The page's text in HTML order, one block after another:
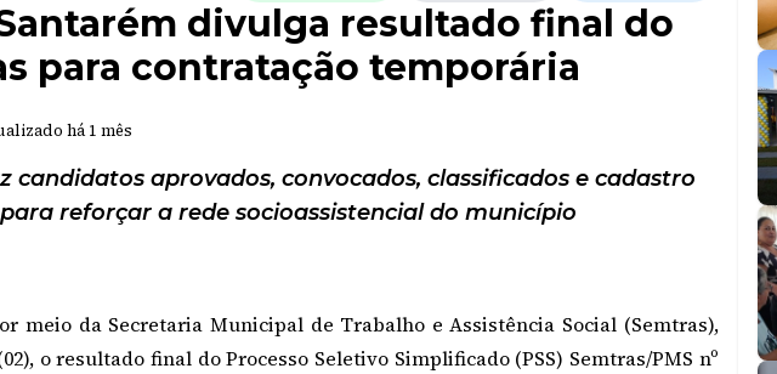
divulga resultado final do
para contratação temporária
há 1 mês
candidatos aprovados, convocados, classificados e cadastro
reforçar a rede socioassistencial do município
meio da Secretaria Municipal de Trabalho e Assistência Social (Semtras),
o resultado final do Processo Seletivo Simplificado (PSS) Semtras/PMS nº